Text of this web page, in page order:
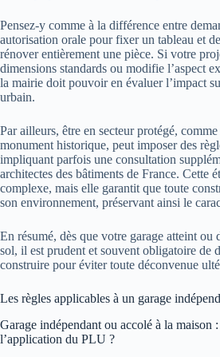
Pensez-y comme à la différence entre
autorisation orale pour fixer un tableau et
rénover entièrement une pièce. Si votre
dimensions standards ou modifie l’aspect
la mairie doit pouvoir en évaluer l’impact
urbain.
Par ailleurs, être en secteur protégé,
monument historique, peut imposer des
impliquant parfois une consultation
architectes des bâtiments de France. Cette
complexe, mais elle garantit que toute
son environnement, préservant ainsi le
En résumé, dès que votre garage atteint ou
sol, il est prudent et souvent obligatoire de
construire pour éviter toute déconvenue
Les règles applicables à un garage
Garage indépendant ou accolé à la maison
l’application du PLU ?